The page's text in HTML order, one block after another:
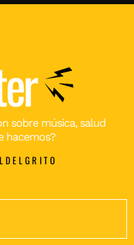
sobre música, salud
hacemos?